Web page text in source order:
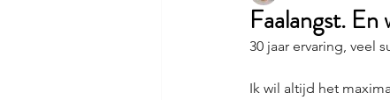
Faalangst.
30 jaar ervaring, veel
Ik wil altijd het